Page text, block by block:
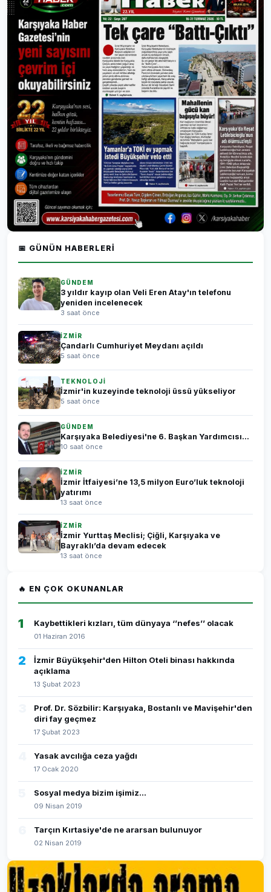
📅 GÜNÜN HABERLERI
GÜNDEM
3 yıldır kayıp olan Veli Eren Atay'ın telefonu
yeniden incelenecek
3 saat önce
İZMİR
Çandarlı Cumhuriyet Meydanı açıldı
5 saat önce
TEKNOLOJİ
İzmir'in kuzeyinde teknoloji üssü yükseliyor
5 saat önce
GÜNDEM
Karşıyaka Belediyesi'ne 6. Başkan Yardımcısı...
10 saat önce
İZMİR
İzmir İtfaiyesi’ne 13,5 milyon Euro’luk teknoloji
yatırımı
13 saat önce
İZMİR
İzmir Yurttaş Meclisi; Çiğli, Karşıyaka ve
Bayraklı’da devam edecek
13 saat önce
🔥 EN ÇOK OKUNANLAR
1 Kaybettikleri kızları, tüm dünyaya ‘’nefes’’ olacak
01 Haziran 2016
2
İzmir Büyükşehir'den Hilton Oteli binası hakkında
açıklama
13 Şubat 2023
Prof. Dr. Sözbilir: Karşıyaka, Bostanlı ve Mavişehir'den
diri fay geçmez
17 Şubat 2023
Yasak avcılığa ceza yağdı
17 Ocak 2020
Sosyal medya bizim işimiz...
09 Nisan 2019
Tarçın Kırtasiye'de ne ararsan bulunuyor
02 Nisan 2019